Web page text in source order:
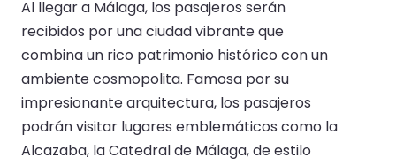
Al llegar a Málaga, los pasajeros serán
recibidos por una ciudad vibrante que
combina un rico patrimonio histórico con un
ambiente cosmopolita. Famosa por su
impresionante arquitectura, los pasajeros
podrán visitar lugares emblemáticos como la
Alcazaba, la Catedral de Málaga, de estilo